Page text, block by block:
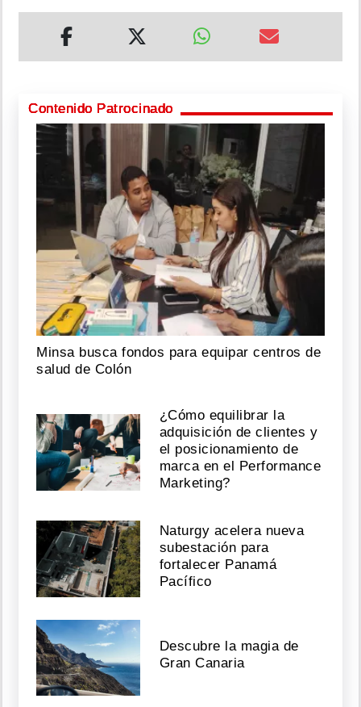
Contenido Patrocinado
Minsa busca fondos para equipar centros de
salud de Colón
¿Cómo equilibrar la
adquisición de clientes y
el posicionamiento de
marca en el Performance
Marketing?
Naturgy acelera nueva
subestación para
fortalecer Panamá
Pacífico
Descubre la magia de
Gran Canaria